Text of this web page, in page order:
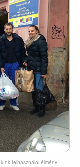
felhasználói élmény